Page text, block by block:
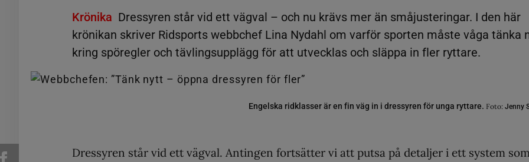
Krönika Dressyren står vid ett vägval – och nu krävs mer än småjusteringar. I den här
krönikan skriver Ridsports webbchef Lina Nydahl om varför sporten måste våga tänka
kring spöregler och tävlingsupplägg för att utvecklas och släppa in fler ryttare.
Engelska ridklasser är en fin väg in i dressyren för unga ryttare. Foto: Jenny
Dressyren står vid ett vägval. Antingen fortsätter vi att putsa på detaljer i ett system som